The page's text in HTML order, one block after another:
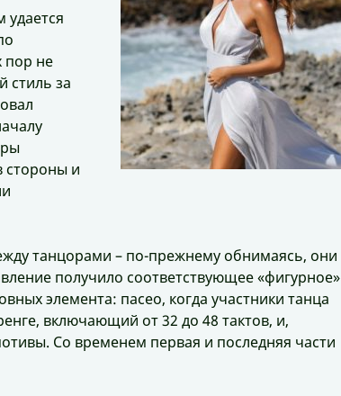
удается
пор не
стиль за
стороны и
танцорами – по-прежнему обнимаясь, они
получило соответствующее «фигурное»
элемента: пасео, когда участники танца
включающий от 32 до 48 тактов, и,
Со временем первая и последняя части